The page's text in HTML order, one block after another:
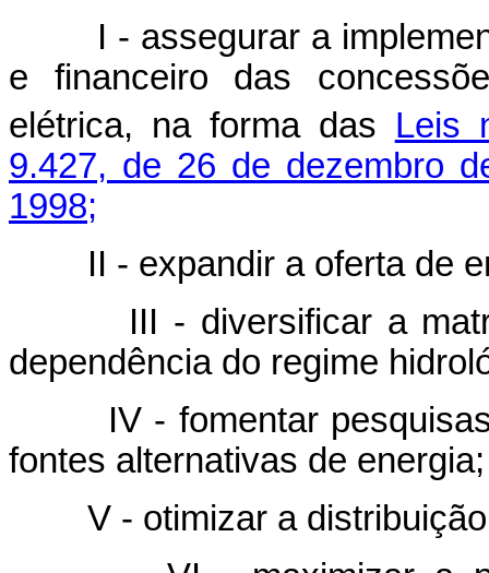
I - assegurar a
e financeiro das
elétrica, na forma das Leis
9.427, de 26 de dezembro
1998;
II - expandir a oferta de
III - diversificar a matriz
dependência do regime
IV - fomentar pesquisas
fontes alternativas de energia;
V - otimizar a distribuição